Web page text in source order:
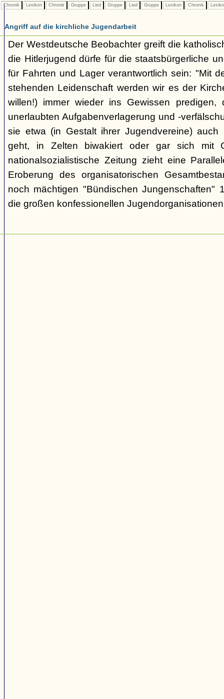
Chronik Lexikon Chronik Gruppe Lied Gruppe Lied Gruppe Lexikon Chronik
Angriff auf die kirchliche Jugendarbeit
Der Westdeutsche Beobachter greift die
die Hitlerjugend dürfe für die staatsbürgerliche
für Fahrten und Lager verantwortlich sein: "Mit
stehenden Leidenschaft werden wir es der
willen!) immer wieder ins Gewissen
unerlaubten Aufgabenverlagerung und -
sie etwa (in Gestalt ihrer Jugendvereine) auch
geht, in Zelten biwakiert oder gar sich mit
nationalsozialistische Zeitung zieht eine
Eroberung des organisatorischen
noch mächtigen "Bündischen Jungenschaften"
die großen konfessionellen